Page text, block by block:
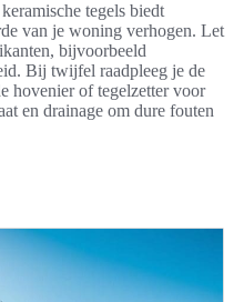
tegels biedt
van je woning verhogen. Let
bijvoorbeeld
Bij twijfel raadpleeg je de
hovenier of tegelzetter voor
en drainage om dure fouten